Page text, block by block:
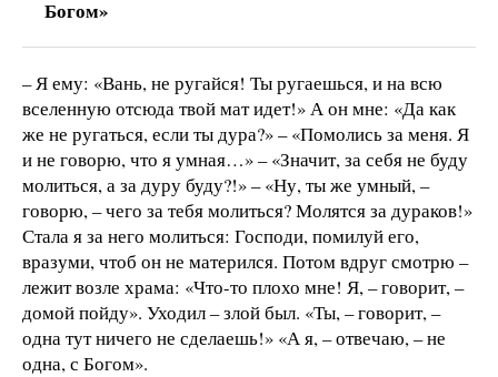
Богом»
– Я ему: «Вань, не ругайся! Ты ругаешься, и на всю
вселенную отсюда твой мат идет!» А он мне: «Да как
же не ругаться, если ты дура?» – «Помолись за меня. Я
и не говорю, что я умная…» – «Значит, за себя не буду
молиться, а за дуру буду?!» – «Ну, ты же умный, –
говорю, – чего за тебя молиться? Молятся за дураков!»
Стала я за него молиться: Господи, помилуй его,
вразуми, чтоб он не матерился. Потом вдруг смотрю –
лежит возле храма: «Что-то плохо мне! Я, – говорит, –
домой пойду». Уходил – злой был. «Ты, – говорит, –
одна тут ничего не сделаешь!» «А я, – отвечаю, – не
одна, с Богом».